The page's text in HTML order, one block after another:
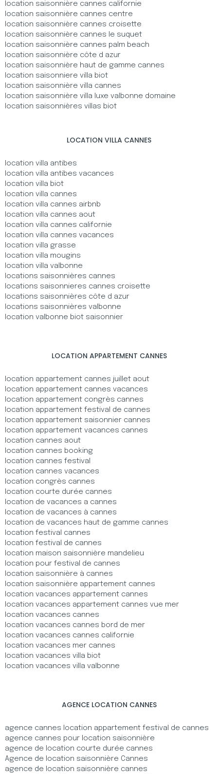
location saisonnière cannes californie
location saisonnière cannes centre
location saisonnière cannes croisette
location saisonnière cannes le suquet
location saisonnière cannes palm beach
location saisonnière côte d azur
location saisonnière haut de gamme cannes
location saisonniere villa biot
location saisonnière villa cannes
location saisonnière villa luxe valbonne domaine
location saisonnières villas biot
LOCATION VILLA CANNES
location villa antibes
location villa antibes vacances
location villa biot
location villa cannes
location villa cannes airbnb
location villa cannes aout
location villa cannes californie
location villa cannes vacances
location villa grasse
location villa mougins
location villa valbonne
locations saisonnières cannes
locations saisonnieres cannes croisette
locations saisonnières côte d azur
locations saisonnières valbonne
location valbonne biot saisonnier
LOCATION APPARTEMENT CANNES
location appartement cannes juillet aout
location appartement cannes vacances
location appartement congrès cannes
location appartement festival de cannes
location appartement saisonnier cannes
location appartement vacances cannes
location cannes aout
location cannes booking
location cannes festival
location cannes vacances
location congrès cannes
location courte durée cannes
location de vacances a cannes
location de vacances à cannes
location de vacances haut de gamme cannes
location festival cannes
location festival de cannes
location maison saisonnière mandelieu
location pour festival de cannes
location saisonnière à cannes
location saisonnière appartement cannes
location vacances appartement cannes
location vacances appartement cannes vue mer
location vacances cannes
location vacances cannes bord de mer
location vacances cannes californie
location vacances mer cannes
location vacances villa biot
location vacances villa valbonne
AGENCE LOCATION CANNES
agence cannes location appartement festival de cannes
agence cannes pour location saisonnière
agence de location courte durée cannes
Agence de location saisonnière Cannes
agence de location saisonnière cannes